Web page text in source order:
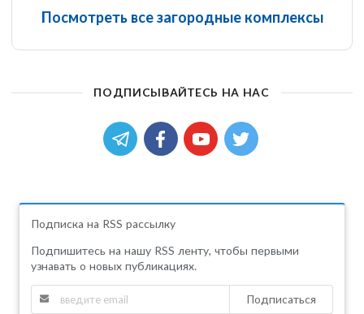
Посмотреть все загородные комплексы
ПОДПИСЫВАЙТЕСЬ НА НАС
Подписка на RSS рассылку
Подпишитесь на нашу RSS ленту, чтобы первыми
узнавать о новых публикациях.
Подписаться